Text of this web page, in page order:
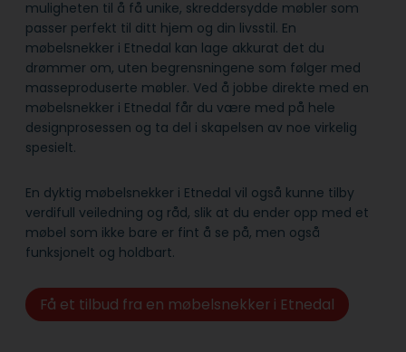
muligheten til å få unike, skreddersydde møbler som
passer perfekt til ditt hjem og din livsstil. En
møbelsnekker i Etnedal kan lage akkurat det du
drømmer om, uten begrensningene som følger med
masseproduserte møbler. Ved å jobbe direkte med en
møbelsnekker i Etnedal får du være med på hele
designprosessen og ta del i skapelsen av noe virkelig
spesielt.
En dyktig møbelsnekker i Etnedal vil også kunne tilby
verdifull veiledning og råd, slik at du ender opp med et
møbel som ikke bare er fint å se på, men også
funksjonelt og holdbart.
Få et tilbud fra en møbelsnekker i Etnedal